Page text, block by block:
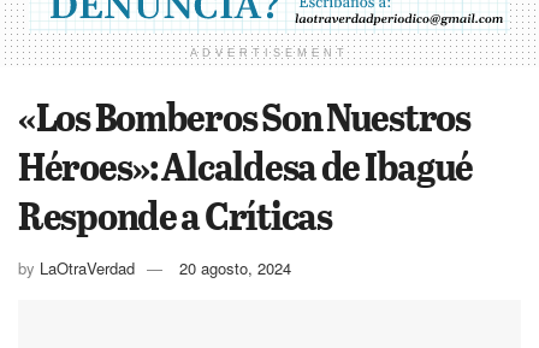
ADVERTISEMENT
«Los Bomberos Son Nuestros
Héroes»: Alcaldesa de Ibagué
Responde a Críticas
by LaOtraVerdad 20 agosto, 2024